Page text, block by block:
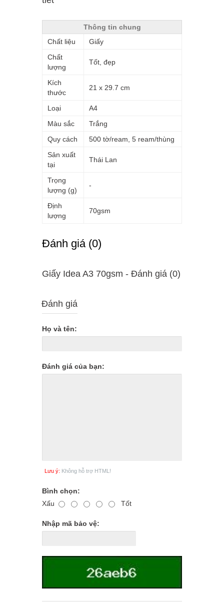
Thông tin chung
Chất liệu
Giấy
Chất
lượng
Tốt, đẹp
Kích
thước
21 x 29.7 cm
Loại
A4
Màu sắc
Trắng
Quy cách
500 tờ/ream, 5 ream/thùng
Sản xuất
tại
Thái Lan
Trọng
lượng (g)
-
Định
lượng
70gsm
Ðánh giá (0)
Giấy Idea A3 70gsm - Ðánh giá (0)
Đánh giá
Họ và tên:
Đánh giá của bạn:
Lưu ý: Không hỗ trợ HTML!
Bình chọn:
Xấu
Tốt
Nhập mã bảo vệ: